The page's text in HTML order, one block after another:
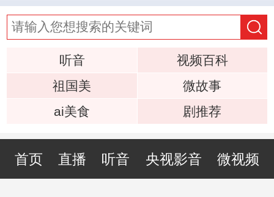
听音
视频百科
祖国美
微故事
ai美食
剧推荐
首页 直播 听音 央视影音 微视频